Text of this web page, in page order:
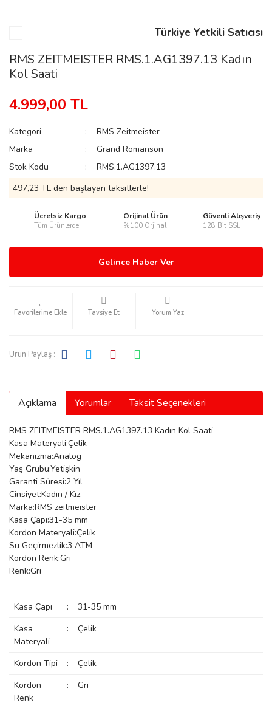
Manoir
Türkiye Yetkili Satıcısı
RMS ZEITMEISTER RMS.1.AG1397.13 Kadın
Kol Saati
4.999,00 TL
Kategori
RMS Zeitmeister
Marka
Grand Romanson
Stok Kodu
RMS.1.AG1397.13
497,23 TL den başlayan taksitlerle!
Ücretsiz Kargo
Tüm Ürünlerde
Orijinal Ürün
%100 Orjinal
Güvenli Alışveriş
128 Bit SSL
Gelince Haber Ver
Tavsiye Et Yorum Yaz
Ürün Paylaş :
Açıklama Yorumlar Taksit Seçenekleri
RMS ZEITMEISTER RMS.1.AG1397.13 Kadın Kol Saati
Kasa Materyali:Çelik
Mekanizma:Analog
Yaş Grubu:Yetişkin
Garanti Süresi:2 Yıl
Cinsiyet:Kadın / Kız
Marka:RMS zeitmeister
Kasa Çapı:31-35 mm
Kordon Materyali:Çelik
Su Geçirmezlik:3 ATM
Kordon Renk:Gri
Renk:Gri
Kasa Çapı :
31-35 mm
Kasa
Materyali
: Çelik
Kordon Tipi :
Çelik
Kordon
Renk
: Gri